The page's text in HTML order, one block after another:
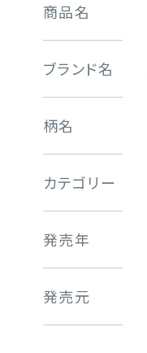
商品名
ブランド名
柄名
カテゴリー
発売年
発売元